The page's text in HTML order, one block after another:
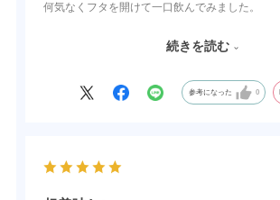
何気なくフタを開けて一口飲んでみました。
その瞬間、、なんとも言えないお花のような香
すい美味しいお酒を感じました。しっかりした
私は、これは、お花のジンだ！と思いました。
続きを読む
参考になった 0